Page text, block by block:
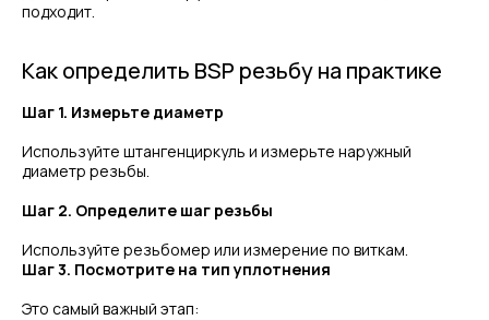
подходит.
Как определить BSP резьбу на практике
Шаг 1. Измерьте диаметр
Используйте штангенциркуль и измерьте наружный
диаметр резьбы.
Шаг 2. Определите шаг резьбы
Используйте резьбомер или измерение по виткам.
Шаг 3. Посмотрите на тип уплотнения
Это самый важный этап: